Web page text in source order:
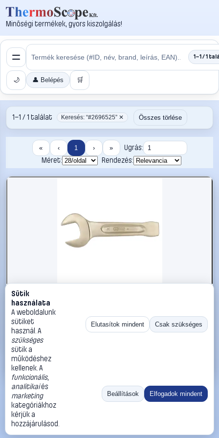
Minőségi termékek, gyors kiszolgálás!
1–1 / 1
🌙 👤 Belépés 🛒
1–1 / 1 találat Keresés: “#2696525” ✕ Összes törlése
« ‹ 1 › »
Ugrás:
Méret:
Rendezés:
#2696525
KS Tools 9637626 963.7626 Ütős csavarkulcs
Kulcsszélesség (metrikus) 29 mm
KS Tools Egyoldalas villáskulcsok
35 990 Ft
Kosárba
«
Ugrás:
Méret:
Rendezés:
©2026
ThermoScope
ÁSZF
Cégbemutató
Sütik
használata
A weboldalunk
sütiket
használ. A
szükséges
sütik a
működéshez
kellenek. A
funkcionális,
analitikaiés
marketing
kategóriákhoz
kérjük a
hozzájárulásod.
Elutasítok mindent Csak szükséges
Beállítások Elfogadok mindent